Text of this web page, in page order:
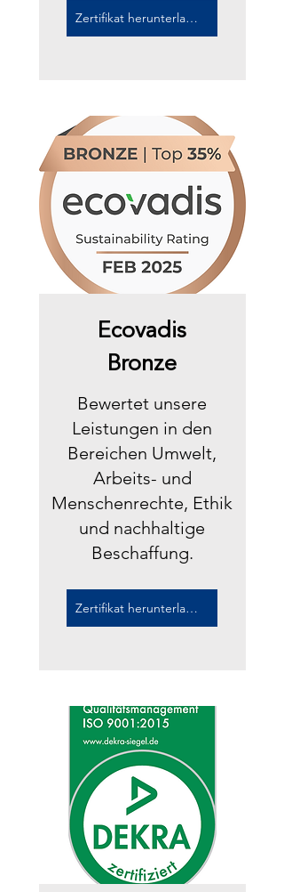
Zertifikat herunterladen
Ecovadis
Bronze
Bewertet unsere
Leistungen in den
Bereichen Umwelt,
Arbeits- und
Menschenrechte, Ethik
und nachhaltige
Beschaffung.
Zertifikat herunterladen